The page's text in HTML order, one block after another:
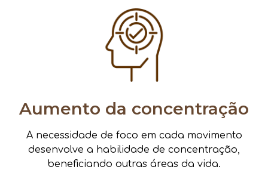
Aumento da concentração
A necessidade de foco em cada movimento
desenvolve a habilidade de concentração,
beneficiando outras áreas da vida.